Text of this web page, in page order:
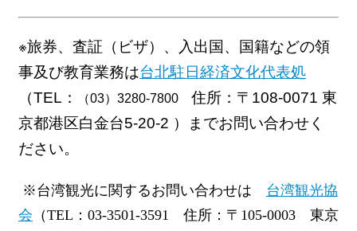
過
去
事
台
の
本
※旅券、査証（ビザ）、入出国、国籍などの領
事及び教育業務は台北駐日経済文化代表処
（TEL ： （03）3280-7800 住所：〒 108-0071 東
京都港区白金台5-20-2 ）までお問い合わせく
ださい。
※台湾観光に関するお問い合わせは 台湾観光協
会 （TEL ： 03-3501-3591 住所：〒 105-0003 東京